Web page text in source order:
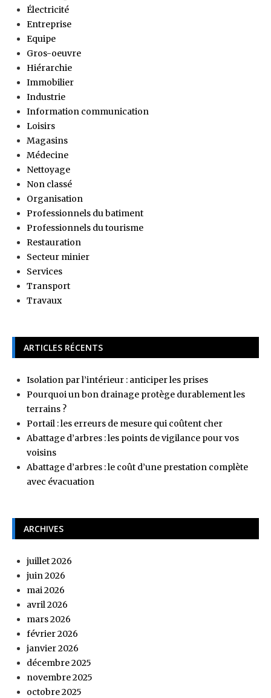
Électricité
Entreprise
Equipe
Gros-oeuvre
Hiérarchie
Immobilier
Industrie
Information communication
Loisirs
Magasins
Médecine
Nettoyage
Non classé
Organisation
Professionnels du batiment
Professionnels du tourisme
Restauration
Secteur minier
Services
Transport
Travaux
ARTICLES RÉCENTS
Isolation par l’intérieur : anticiper les prises
Pourquoi un bon drainage protège durablement les
terrains ?
Portail : les erreurs de mesure qui coûtent cher
Abattage d’arbres : les points de vigilance pour vos
voisins
Abattage d’arbres : le coût d’une prestation complète
avec évacuation
ARCHIVES
juillet 2026
juin 2026
mai 2026
avril 2026
mars 2026
février 2026
janvier 2026
décembre 2025
novembre 2025
octobre 2025